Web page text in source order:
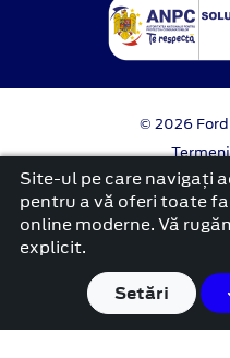
© 2026
platformă
Site-ul pe care navigați
pentru a vă oferi toate
online moderne. Vă
explicit.
Setări